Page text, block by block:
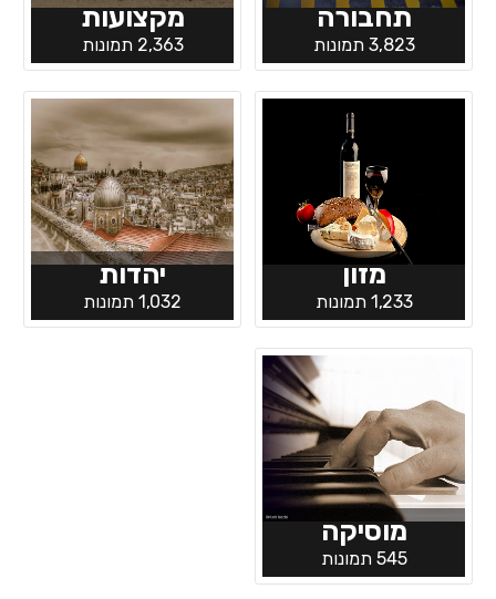
תחבורה
3,823 תמונות
מקצועות
2,363 תמונות
מזון
1,233 תמונות
יהדות
1,032 תמונות
מוסיקה
545 תמונות